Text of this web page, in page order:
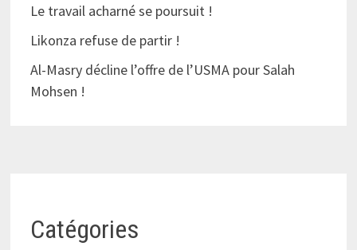
Le travail acharné se poursuit !
Likonza refuse de partir !
Al-Masry décline l’offre de l’USMA pour Salah
Mohsen !
Catégories